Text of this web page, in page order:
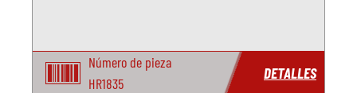
Número de pieza
HR1835
DETALLES